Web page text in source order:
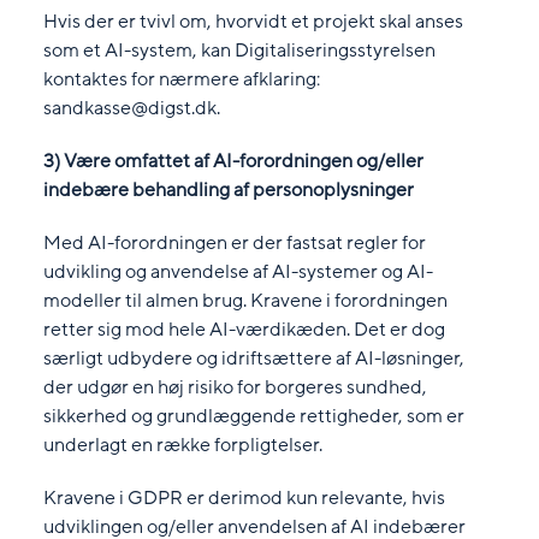
Hvis der er tvivl om, hvorvidt et projekt skal anses
som et AI-system, kan Digitaliseringsstyrelsen
kontaktes for nærmere afklaring:
sandkasse@digst.dk.
3) Være omfattet af AI-forordningen og/eller
indebære behandling af personoplysninger
Med AI-forordningen er der fastsat regler for
udvikling og anvendelse af AI-systemer og AI-
modeller til almen brug. Kravene i forordningen
retter sig mod hele AI-værdikæden. Det er dog
særligt udbydere og idriftsættere af AI-løsninger,
der udgør en høj risiko for borgeres sundhed,
sikkerhed og grundlæggende rettigheder, som er
underlagt en række forpligtelser.
Kravene i GDPR er derimod kun relevante, hvis
udviklingen og/eller anvendelsen af AI indebærer